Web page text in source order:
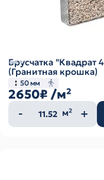
Брусчатка
(Гранитная крошка)
50 мм
2650₽ /м²
Количество
товара
м²